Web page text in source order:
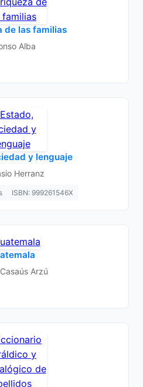
de las familias
Alba
y lenguaje
Herranz
ISBN: 999261546X
Arzú